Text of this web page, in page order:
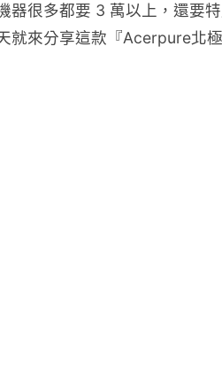
器很多都要 3 萬以上，還要
就來分享這款『Acerpure北